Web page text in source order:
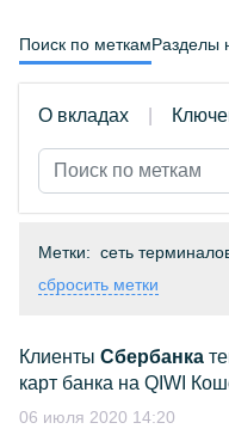
Поиск по меткамРазделы
О вкладах
Метки: сеть
сбросить метки
Клиенты Сбербанка
карт банка на QIWI
06 июля 2020 14:20